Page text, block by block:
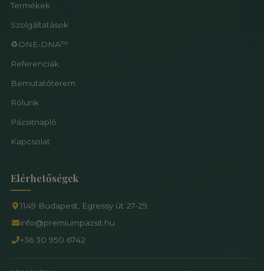
Termékek
Szolgáltatások
♻️ONE-DNA™
Referenciák
Bemutatóterem
Rólunk
Pázsitnapló
Kapcsolat
Elérhetőségek
1149 Budapest, Egressy út 27-29.
info@premiumpazsit.hu
+36 30 950 6742